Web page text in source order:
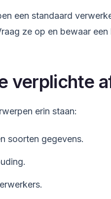
een standaard
ze op en bewaar
verplichte
erin staan:
soorten gegevens.